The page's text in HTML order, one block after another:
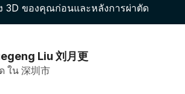
นไข้
3D ของคุณก่อนและหลังการผ่าตัด
Liu 刘月更
ใน 深圳市